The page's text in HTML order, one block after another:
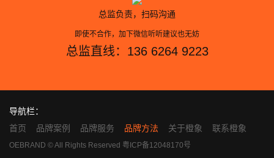
总监负责，扫码沟通
即使不合作，加下微信听听建议也无妨
总监直线：136 6264 9223
导航栏：
首页
品牌案例 品牌服务 品牌方法 关于橙象 联系橙象
OEBRAND © All Rights Reserved 粤ICP备12048170号